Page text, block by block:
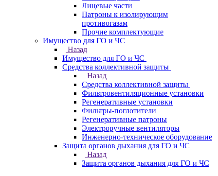
Лицевые части
Патроны к изолирующим
противогазам
Прочие комплектующие
Имущество для ГО и ЧС
Назад
Имущество для ГО и ЧС
Средства коллективной защиты
Назад
Средства коллективной защиты
Фильтровентиляционные установки
Регенеративные установки
Фильтры-поглотители
Регенеративные патроны
Электроручные вентиляторы
Инженерно-техническое оборудование
Защита органов дыхания для ГО и ЧС
Назад
Защита органов дыхания для ГО и ЧС